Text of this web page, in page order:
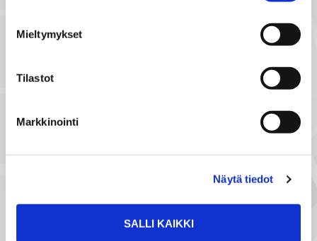
Mieltymykset
Tilastot
Markkinointi
Näytä tiedot
SALLI KAIKKI